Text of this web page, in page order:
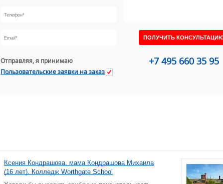
Отправляя, я принимаю
Пользовательские заявки на заказ
+7 495 660 35 95
Ксения Кондрашова, мама Кондрашова Михаила
(16 лет). Колледж Worthgate School